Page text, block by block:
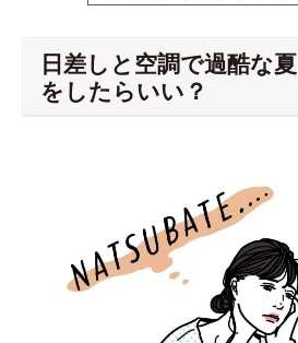
日差しと空調で過酷な
をしたらいい？